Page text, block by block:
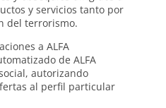
y servicios tanto por
del terrorismo.
a ALFA
de ALFA
autorizando
al perfil particular